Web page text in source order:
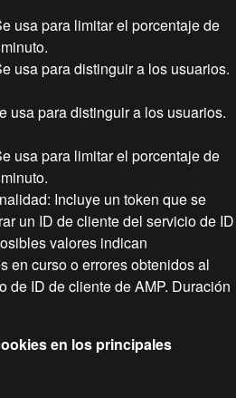
usa para limitar el porcentaje de
usa para distinguir a los usuarios.
usa para distinguir a los usuarios.
usa para limitar el porcentaje de
Incluye un token que se
un ID de cliente del servicio de ID
valores indican
en curso o errores obtenidos al
de ID de cliente de AMP. Duración
en los principales